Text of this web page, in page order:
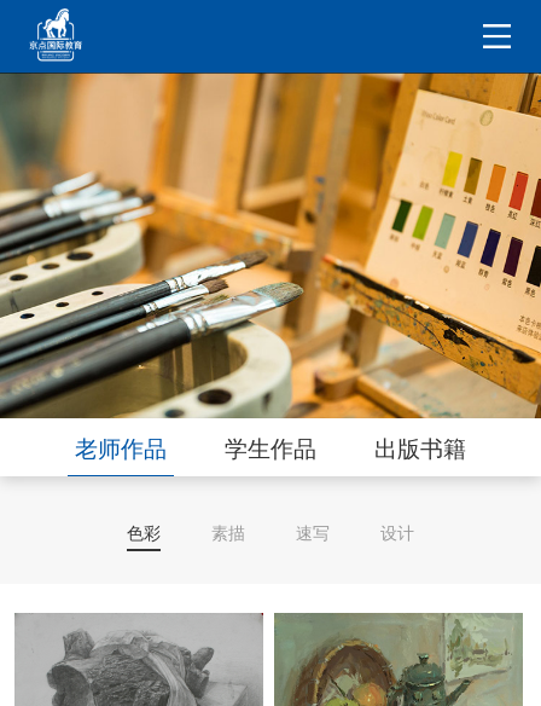
老师作品 学生作品 出版书籍
色彩 素描 速写 设计